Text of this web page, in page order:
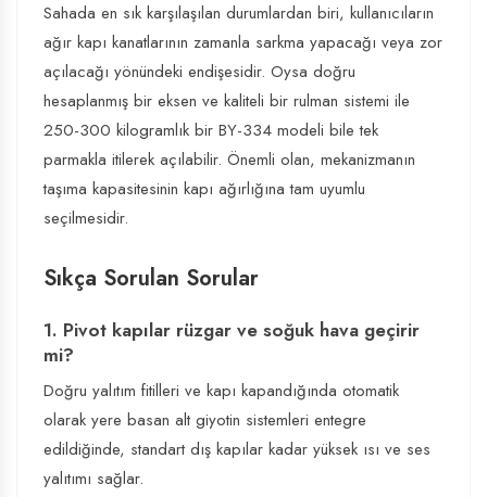
Sahada en sık karşılaşılan durumlardan biri, kullanıcıların
ağır kapı kanatlarının zamanla sarkma yapacağı veya zor
açılacağı yönündeki endişesidir. Oysa doğru
hesaplanmış bir eksen ve kaliteli bir rulman sistemi ile
250-300 kilogramlık bir BY-334 modeli bile tek
parmakla itilerek açılabilir. Önemli olan, mekanizmanın
taşıma kapasitesinin kapı ağırlığına tam uyumlu
seçilmesidir.
Sıkça Sorulan Sorular
1. Pivot kapılar rüzgar ve soğuk hava geçirir
mi?
Doğru yalıtım fitilleri ve kapı kapandığında otomatik
olarak yere basan alt giyotin sistemleri entegre
edildiğinde, standart dış kapılar kadar yüksek ısı ve ses
yalıtımı sağlar.